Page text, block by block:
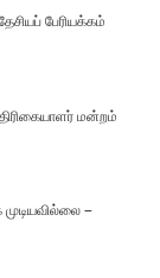
பேரியக்கம்
மன்றம்
முடியவில்லை –